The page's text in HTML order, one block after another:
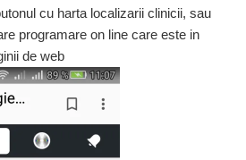
cu harta localizarii clinicii, sau
programare on line care este in
de web